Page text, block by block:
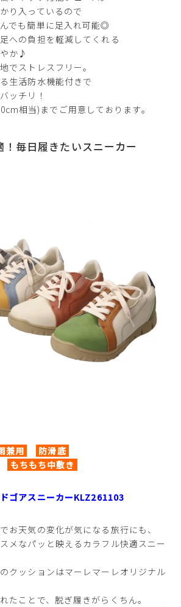
り入っているので
でも簡単に足入れ可能◎
への負担を軽減してくれる
か♪
でストレスフリー。
生活防水機能付きで
ッチリ！
相当)までご用意しております。
！毎日履きたいスニーカー
兼用
防滑底
もちもち中敷き
ゴアスニーカーKLZ261103
お天気の変化が気になる旅行にも、
メなパッと映えるカラフル快適スニー
クッションはマーレマーレオリジナル
たことで、脱ぎ履きがらくちん。